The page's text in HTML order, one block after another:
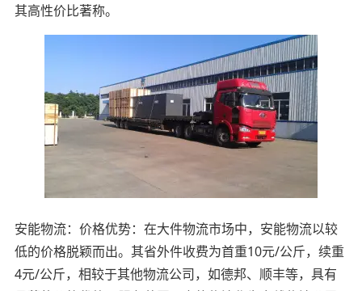
其高性价比著称。
安能物流：价格优势：在大件物流市场中，安能物流以较
低的价格脱颖而出。其省外件收费为首重10元/公斤，续重
4元/公斤，相较于其他物流公司，如德邦、顺丰等，具有